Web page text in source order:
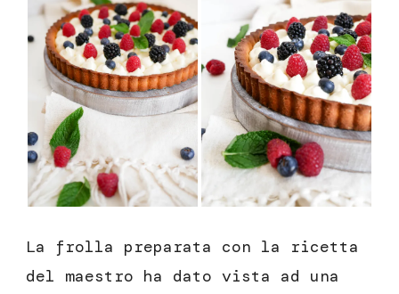
La frolla preparata con la ricetta
del maestro ha dato vista ad una